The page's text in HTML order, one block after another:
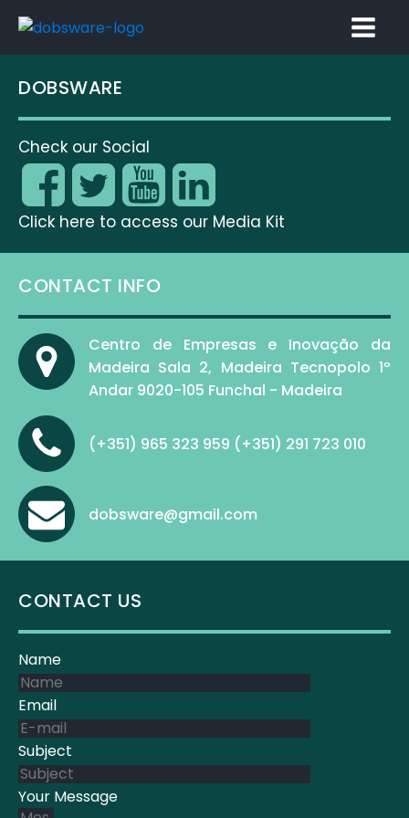
DOBSWARE
Check our Social
Click here to access our Media Kit
CONTACT INFO
Centro de Empresas e Inovação da
Madeira Sala 2, Madeira Tecnopolo 1º
Andar 9020-105 Funchal - Madeira
(+351) 965 323 959 (+351) 291 723 010
dobsware@gmail.com
CONTACT US
Name
Email
Subject
Your Message